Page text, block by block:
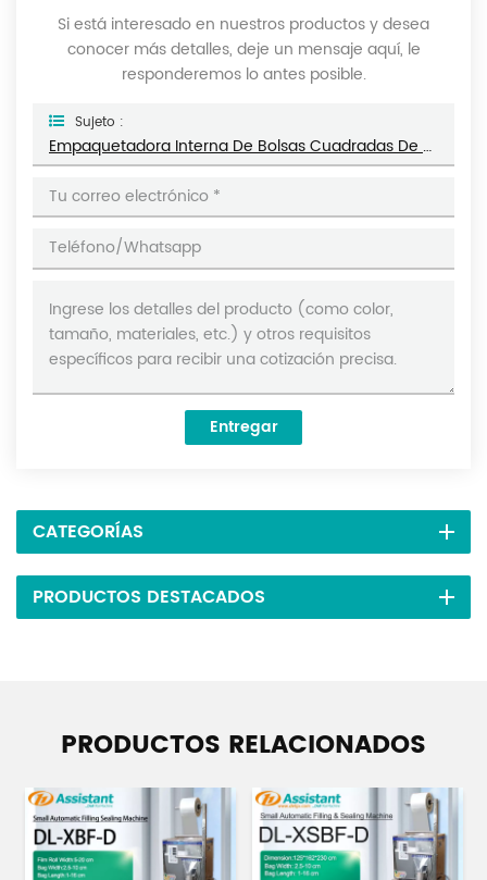
Si está interesado en nuestros productos y desea
conocer más detalles, deje un mensaje aquí, le
responderemos lo antes posible.
Sujeto :
Empaquetadora Interna De Bolsas Cuadradas De Papel De Filtro De Inmersión Multifunción Con Sellado De 3 Lados DL-XSBF-D
Entregar
CATEGORÍAS
PRODUCTOS DESTACADOS
PRODUCTOS RELACIONADOS